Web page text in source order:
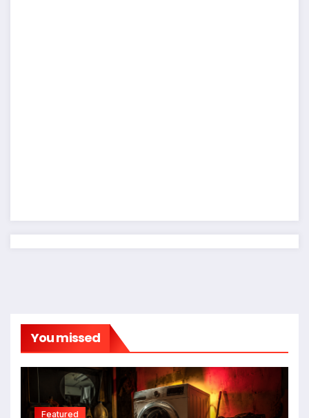
You missed
Featured